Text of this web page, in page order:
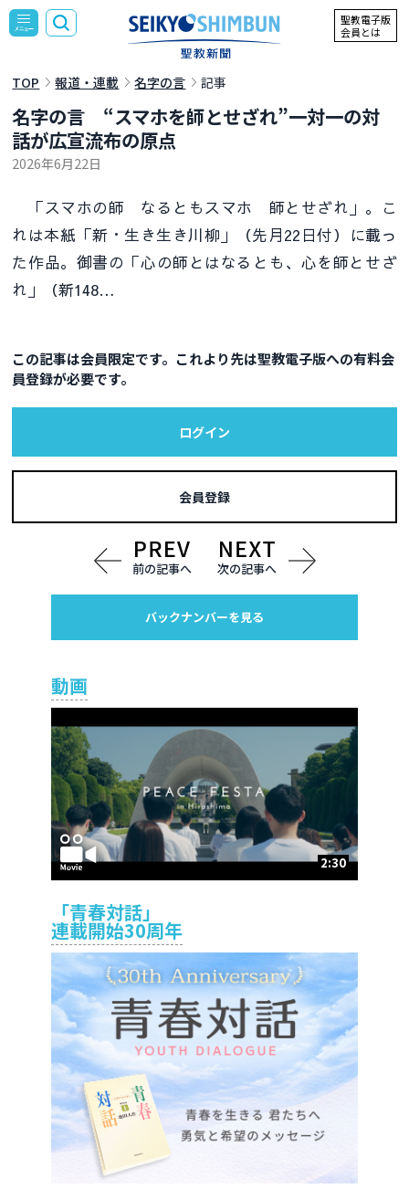
聖教電子版
会員とは
TOP 報道・連載 名字の言 記事
名字の言 “スマホを師とせざれ”一対一の対
話が広宣流布の原点
2026年6月22日
「スマホの師 なるともスマホ 師とせざれ」。こ
れは本紙「新・生き生き川柳」（先月22日付）に載っ
た作品。御書の「心の師とはなるとも、心を師とせざ
れ」（新148…
この記事は会員限定です。これより先は聖教電子版への有料会
員登録が必要です。
ログイン
会員登録
前の記事へ 次の記事へ
バックナンバーを見る
動画
2:30
「青春対話」
連載開始30周年